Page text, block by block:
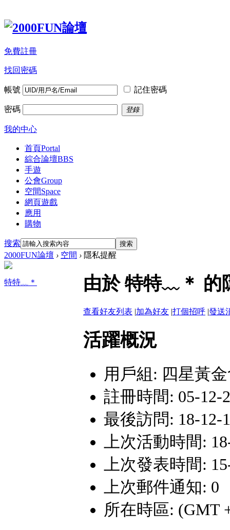
免費註冊
找回密碼
帳號 記住密碼
密碼 登錄
我的中心
首頁Portal
綜合論壇BBS
手遊
公會Group
空間Space
網頁遊戲
應用
購物
搜索 搜索
2000FUN論壇 › 空間 › 隱私提醒
特特﹏＊ 由於 特特﹏＊
查看好友列表 |加為好友 |打個招呼 |發送
活躍概況
用戶組: 四星黃
註冊時間: 05-12-
最後訪問: 18-12-
上次活動時間:
上次發表時間:
上次郵件通知: 0
所在時區: (GMT